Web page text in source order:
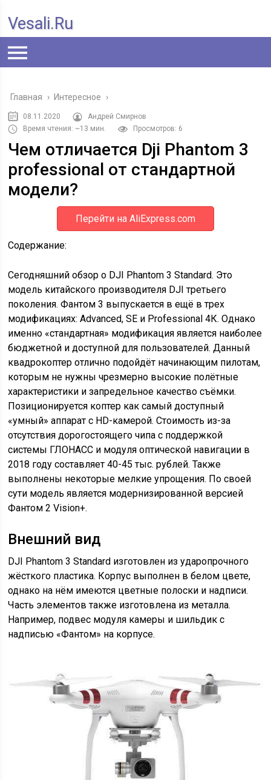
Vesali.ru
Главная › Интересное ›
08.11.2020
Андрей Смирнов
Время чтения: ~13 мин.
Просмотров: 6
Чем отличается Dji Phantom 3
professional от стандартной
модели?
Перейти на AliExpress.com
Содержание:
Сегодняшний обзор о DJI Phantom 3 Standard. Это
модель китайского производителя DJI третьего
поколения. Фантом 3 выпускается в ещё в трех
модификациях: Advanced, SE и Professional 4К. Однако
именно «стандартная» модификация является наиболее
бюджетной и доступной для пользователей. Данный
квадрокоптер отлично подойдёт начинающим пилотам,
которым не нужны чрезмерно высокие полётные
характеристики и запредельное качество съёмки.
Позиционируется коптер как самый доступный
«умный» аппарат с HD-камерой. Стоимость из-за
отсутствия дорогостоящего чипа с поддержкой
системы ГЛОНАСС и модуля оптической навигации в
2018 году составляет 40-45 тыс. рублей. Также
выполнены некоторые мелкие упрощения. По своей
сути модель является модернизированной версией
Фантом 2 Vision+.
Внешний вид
DJI Phantom 3 Standard изготовлен из ударопрочного
жёсткого пластика. Корпус выполнен в белом цвете,
однако на нём имеются цветные полоски и надписи.
Часть элементов также изготовлена из металла.
Например, подвес модуля камеры и шильдик с
надписью «Фантом» на корпусе.